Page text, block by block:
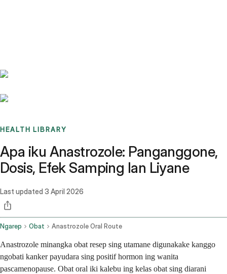
HEALTH LIBRARY
Apa iku Anastrozole: Panganggone,
Dosis, Efek Samping lan Liyane
Last updated 3 April 2026
Ngarep Obat Anastrozole Oral Route
Anastrozole minangka obat resep sing utamane digunakake kanggo
ngobati kanker payudara sing positif hormon ing wanita
pascamenopause. Obat oral iki kalebu ing kelas obat sing diarani